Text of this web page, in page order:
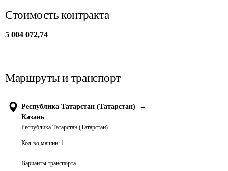
Стоимость контракта
5 004 072,74
Маршруты и транспорт
Республика Татарстан (Татарстан)
→
Казань
Республика Татарстан (Татарстан)
Кол-во машин: 1
Варианты транспорта